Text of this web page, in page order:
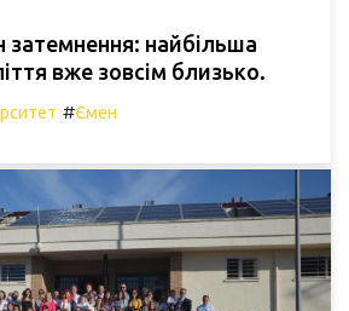
затемнення: найбільша
вже зовсім близько.
#Ємен